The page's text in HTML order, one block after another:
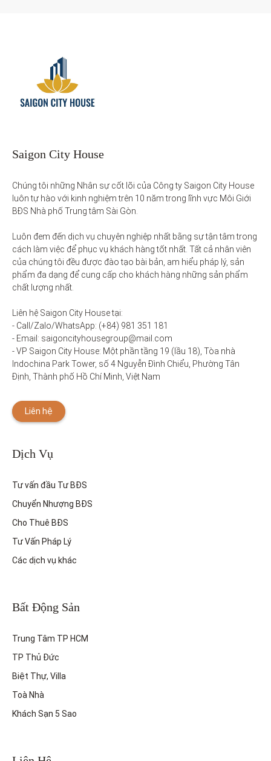
Saigon City House
Chúng tôi những Nhân sự cốt lõi của Công ty Saigon City House
luôn tự hào với kinh nghiệm trên 10 năm trong lĩnh vực Môi Giới
BĐS Nhà phố Trung tâm Sài Gòn.
Luôn đem đến dịch vụ chuyên nghiệp nhất bằng sự tận tâm trong
cách làm việc để phục vụ khách hàng tốt nhất. Tất cả nhân viên
của chúng tôi đều được đào tạo bài bản, am hiểu pháp lý, sản
phẩm đa dạng để cung cấp cho khách hàng những sản phẩm
chất lượng nhất.
Liên hệ Saigon City House tại:
- Call/Zalo/WhatsApp: (+84) 981 351 181
- Email: saigoncityhousegroup@mail.com
- VP Saigon City House: Một phần tầng 19 (lầu 18), Tòa nhà
Indochina Park Tower, số 4 Nguyễn Đình Chiểu, Phường Tân
Định, Thành phố Hồ Chí Minh, Việt Nam
Liên hệ
Dịch Vụ
Tư vấn đầu Tư BĐS
Chuyển Nhượng BĐS
Cho Thuê BĐS
Tư Vấn Pháp Lý
Các dịch vụ khác
Bất Động Sản
Trung Tâm TP HCM
TP Thủ Đức
Biệt Thự, Villa
Toà Nhà
Khách Sạn 5 Sao